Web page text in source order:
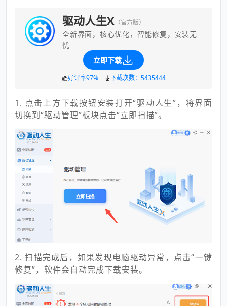
驱动人生X （官方版）
全新界面，核心优化，智能修复，安装无
忧
立即下载
好评率97% 下载次数：5435444
1. 点击上方下载按钮安装打开“驱动人生”，将界面
切换到“驱动管理”板块点击“立即扫描”。
2. 扫描完成后，如果发现电脑驱动异常，点击“一键
修复”，软件会自动完成下载安装。